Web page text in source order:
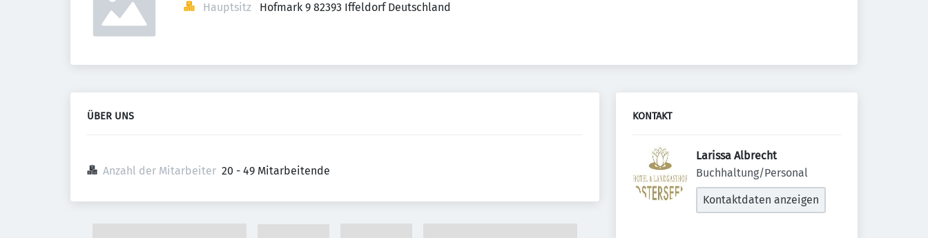
Hauptsitz Hofmark 9 82393 Iffeldorf Deutschland
ÜBER UNS
Anzahl der Mitarbeiter 20 - 49 Mitarbeitende
KONTAKT
Larissa Albrecht
Buchhaltung/Personal
Kontaktdaten anzeigen